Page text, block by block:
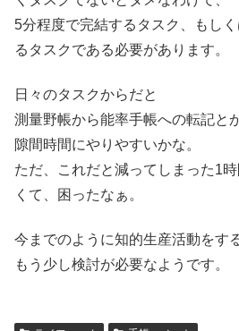
5分程度で完結するタスク、もし
るタスクである必要があります。
日々のタスクからだと
測量野帳から能率手帳への転記と
隙間時間にやりやすいかな。
ただ、これだと減ってしまった1
くて、困ったなぁ。
今までのように知的生産活動をす
もう少し検討が必要なようです。